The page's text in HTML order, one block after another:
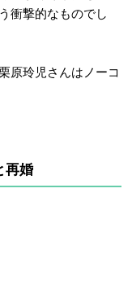
衝撃的なものでし
原玲児さんはノーコ
再婚